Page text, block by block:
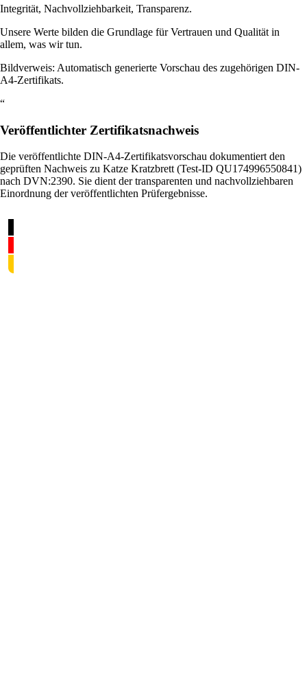
Integrität, Nachvollziehbarkeit, Transparenz.
Unsere Werte bilden die Grundlage für Vertrauen und Qualität in
allem, was wir tun.
Bildverweis: Automatisch generierte Vorschau des zugehörigen DIN-
A4-Zertifikats.
“
Veröffentlichter Zertifikatsnachweis
Die veröffentlichte DIN-A4-Zertifikatsvorschau dokumentiert den
geprüften Nachweis zu Katze Kratzbrett (Test-ID QU174996550841)
nach DVN:2390. Sie dient der transparenten und nachvollziehbaren
Einordnung der veröffentlichten Prüfergebnisse.